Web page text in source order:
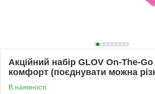
Акційний набір GLOV On-The-
комфорт (поєднувати можна
В наявності